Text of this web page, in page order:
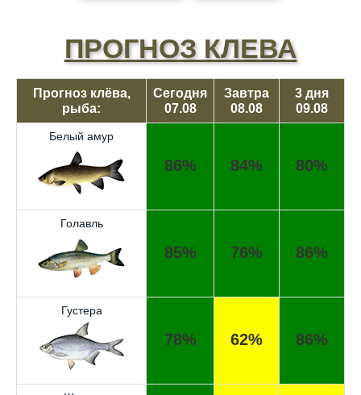
ПРОГНОЗ КЛЕВА
Прогноз клёва,
рыба:
Сегодня
07.08
Завтра
08.08
3 дня
09.08
Белый амур
86% 84% 80%
Голавль
85% 76% 86%
Густера
78% 62% 86%